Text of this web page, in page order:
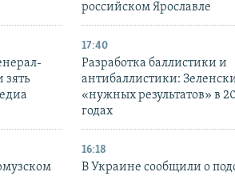
российском Ярославле
17:40
Разработка баллистики и
антибаллистики:
«нужных результатов» в
годах
16:18
В Украине сообщили о